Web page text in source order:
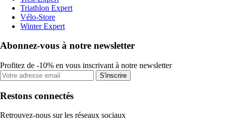
Triathlon Expert
Vélo-Store
Winter Expert
Abonnez-vous à notre newsletter
Profitez de -10% en vous inscrivant à notre newsletter
S'inscrire
Restons connectés
Retrouvez-nous sur les réseaux sociaux